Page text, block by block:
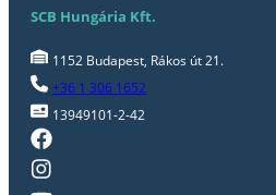
SCB Hungária Kft.
1152 Budapest, Rákos út 21.
+36 1 306 1652
13949101-2-42